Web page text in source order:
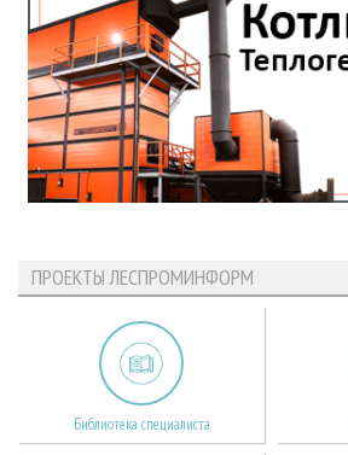
ПРОЕКТЫ ЛЕСПРОМИНФОРМ
Библиотека специалиста